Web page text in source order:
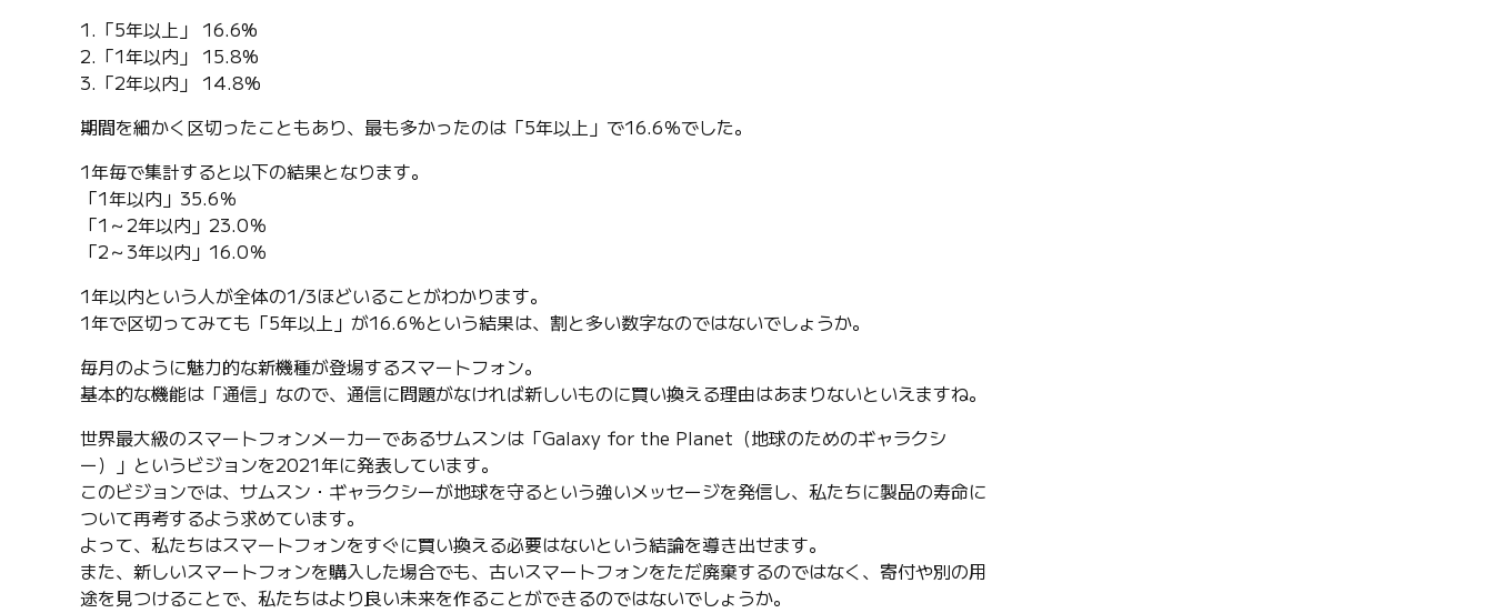
1.「5年以上」 16.6%
2.「1年以内」 15.8%
3.「2年以内」 14.8%
期間を細かく区切ったこともあり、最も多かったのは「5年以上」で16.6％でした。
1年毎で集計すると以下の結果となります。
「1年以内」35.6％
「1～2年以内」23.0％
「2～3年以内」16.0％
1年以内という人が全体の1/3ほどいることがわかります。
1年で区切ってみても「5年以上」が16.6％という結果は、割と多い数字なのではないでしょうか。
毎月のように魅力的な新機種が登場するスマートフォン。
基本的な機能は「通信」なので、通信に問題がなければ新しいものに買い換える理由はあまりないといえますね。
世界最大級のスマートフォンメーカーであるサムスンは「Galaxy for the Planet（地球のためのギャラクシ
ー）」というビジョンを2021年に発表しています。
このビジョンでは、サムスン・ギャラクシーが地球を守るという強いメッセージを発信し、私たちに製品の寿命に
ついて再考するよう求めています。
よって、私たちはスマートフォンをすぐに買い換える必要はないという結論を導き出せます。
また、新しいスマートフォンを購入した場合でも、古いスマートフォンをただ廃棄するのではなく、寄付や別の用
途を見つけることで、私たちはより良い未来を作ることができるのではないでしょうか。